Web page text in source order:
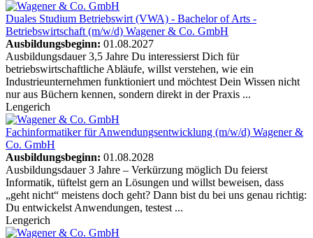
Duales Studium Betriebswirt (VWA) - Bachelor of Arts -
Betriebswirtschaft (m/w/d) Wagener & Co. GmbH
Ausbildungsbeginn: 01.08.2027
Ausbildungsdauer 3,5 Jahre Du interessierst Dich für
betriebswirtschaftliche Abläufe, willst verstehen, wie ein
Industrieunternehmen funktioniert und möchtest Dein Wissen nicht
nur aus Büchern kennen, sondern direkt in der Praxis ...
Lengerich
Fachinformatiker für Anwendungsentwicklung (m/w/d) Wagener &
Co. GmbH
Ausbildungsbeginn: 01.08.2028
Ausbildungsdauer 3 Jahre – Verkürzung möglich Du feierst
Informatik, tüftelst gern an Lösungen und willst beweisen, dass
„geht nicht“ meistens doch geht? Dann bist du bei uns genau richtig:
Du entwickelst Anwendungen, testest ...
Lengerich